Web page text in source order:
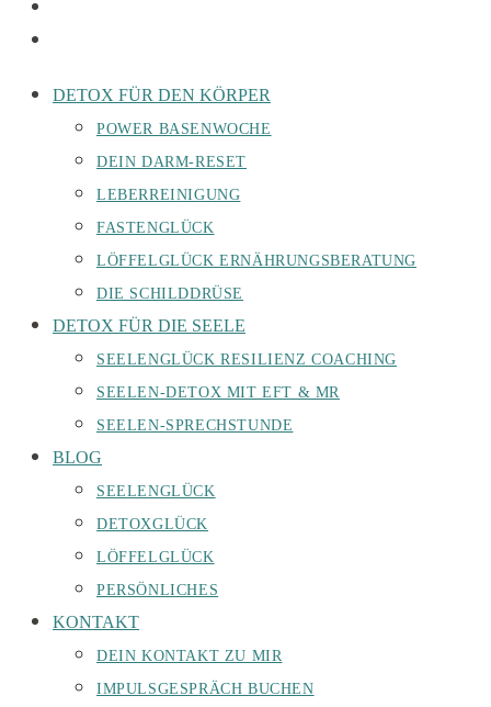
DETOX FÜR DEN KÖRPER
POWER BASENWOCHE
DEIN DARM-RESET
LEBERREINIGUNG
FASTENGLÜCK
LÖFFELGLÜCK ERNÄHRUNGSBERATUNG
DIE SCHILDDRÜSE
DETOX FÜR DIE SEELE
SEELENGLÜCK RESILIENZ COACHING
SEELEN-DETOX MIT EFT & MR
SEELEN-SPRECHSTUNDE
BLOG
SEELENGLÜCK
DETOXGLÜCK
LÖFFELGLÜCK
PERSÖNLICHES
KONTAKT
DEIN KONTAKT ZU MIR
IMPULSGESPRÄCH BUCHEN